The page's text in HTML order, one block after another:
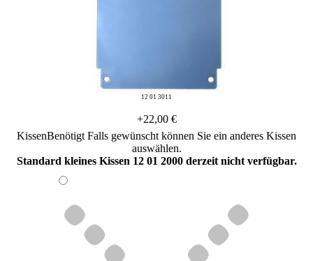
12 01 3011
+22,00 €
KissenBenötigt Falls gewünscht können Sie ein anderes Kissen
auswählen.
Standard kleines Kissen 12 01 2000 derzeit nicht verfügbar.